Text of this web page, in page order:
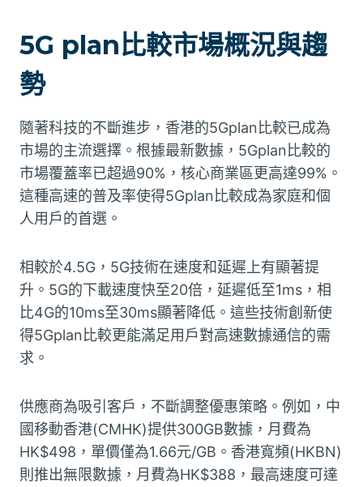
5G plan比較市場概況與趨
勢
隨著科技的不斷進步，香港的5Gplan比較已成為
市場的主流選擇。根據最新數據，5Gplan比較的
市場覆蓋率已超過90%，核心商業區更高達99%。
這種高速的普及率使得5Gplan比較成為家庭和個
人用戶的首選。
相較於4.5G，5G技術在速度和延遲上有顯著提
升。5G的下載速度快至20倍，延遲低至1ms，相
比4G的10ms至30ms顯著降低。這些技術創新使
得5Gplan比較更能滿足用戶對高速數據通信的需
求。
供應商為吸引客戶，不斷調整優惠策略。例如，中
國移動香港(CMHK)提供300GB數據，月費為
HK$498，單價僅為1.66元/GB。香港寬頻(HKBN)
則推出無限數據，月費為HK$388，最高速度可達